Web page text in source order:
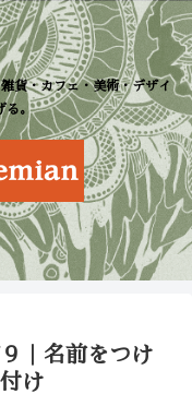
貨・カフェ・美術・デザイ
る。
｜名前をつけ
け